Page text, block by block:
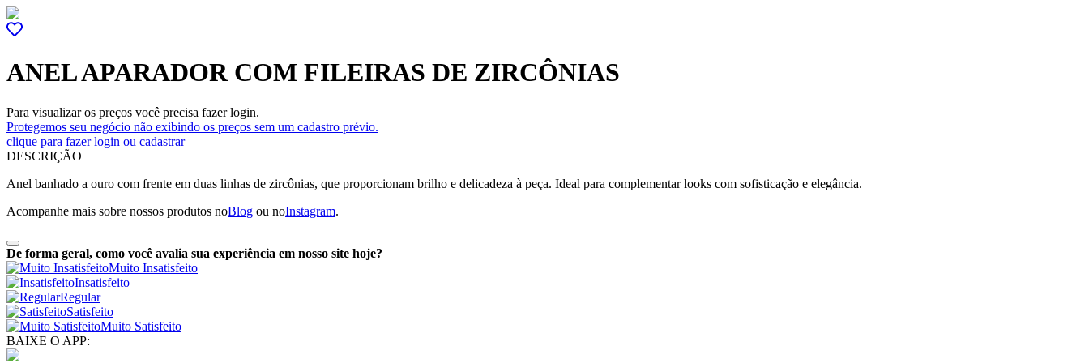
ANEL APARADOR COM FILEIRAS DE ZIRCÔNIAS
Para visualizar os preços você precisa fazer login.
Protegemos seu negócio não exibindo os preços sem um cadastro prévio.
clique para fazer login ou cadastrar
DESCRIÇÃO
Anel banhado a ouro com frente em duas linhas de zircônias, que proporcionam brilho e delicadeza à peça. Ideal para complementar looks com sofisticação e elegância.
Acompanhe mais sobre nossos produtos noBlog ou noInstagram.
De forma geral, como você avalia sua experiência em nosso site hoje?
Muito Insatisfeito
Insatisfeito
Regular
Satisfeito
Muito Satisfeito
BAIXE O APP: